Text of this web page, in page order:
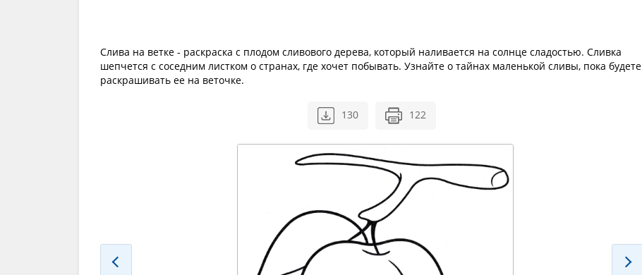
Слива на ветке - раскраска с плодом сливового дерева, который наливается на солнце сладостью. Сливка
шепчется с соседним листком о странах, где хочет побывать. Узнайте о тайнах маленькой сливы, пока будете
раскрашивать ее на веточке.
130 122